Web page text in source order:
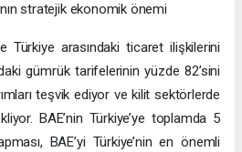
stratejik ekonomik önemi
Türkiye arasındaki ticaret ilişkilerini
gümrük tarifelerinin yüzde 82’sini
teşvik ediyor ve kilit sektörlerde
BAE’nin Türkiye’ye toplamda 5
BAE’yi Türkiye’nin en önemli